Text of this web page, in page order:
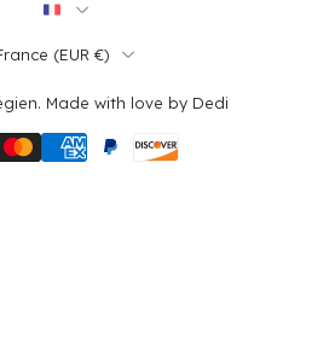
‎(EUR €)‎
. Made with love by Dedi